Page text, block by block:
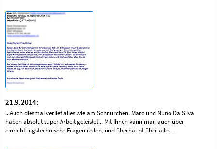
21.9.2014:
...Auch diesmal verlief alles wie am Schnürchen. Marc und Nuno Da Silva
haben absolut super Arbeit geleistet... Mit Ihnen kann man auch über
einrichtungstechnische Fragen reden, und überhaupt über alles...